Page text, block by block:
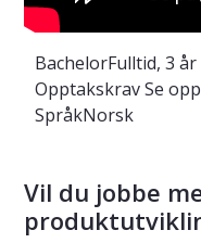
BachelorFulltid, 3 år
OpptakskravSe
SpråkNorsk
Vil du jobbe